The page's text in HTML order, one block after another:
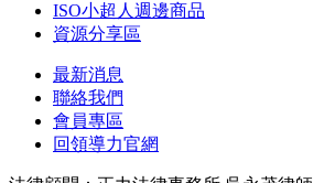
ISO小超人週邊商品
資源分享區
最新消息
聯絡我們
會員專區
回領導力官網